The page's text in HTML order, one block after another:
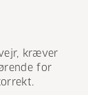
kræver
for